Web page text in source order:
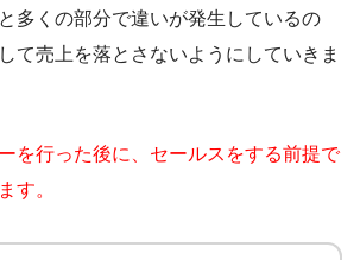
多くの部分で違いが発生しているの
て売上を落とさないようにしていきま
を行った後に、セールスをする前提で
す。